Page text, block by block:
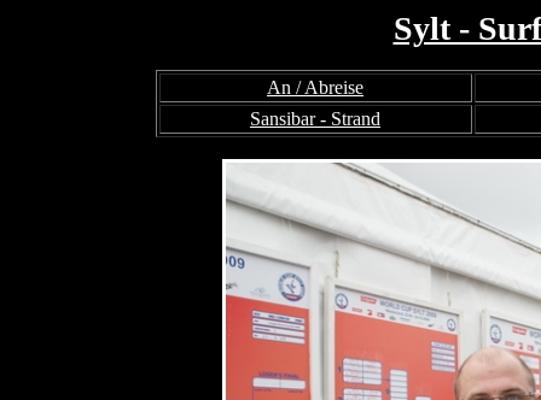
Sylt -
An / Abreise
Sansibar - Strand